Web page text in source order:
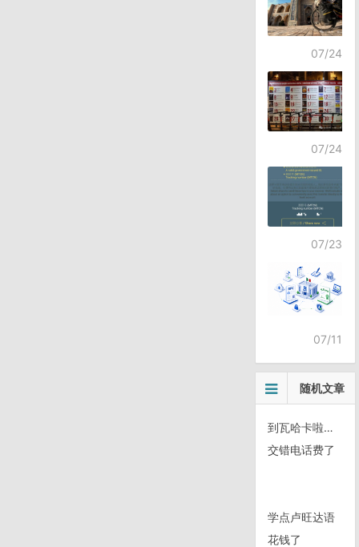
07/24
07/24
07/23
07/11
随机文章
到瓦哈卡啦｜骑行墨西哥
交错电话费了
学点卢旺达语
花钱了